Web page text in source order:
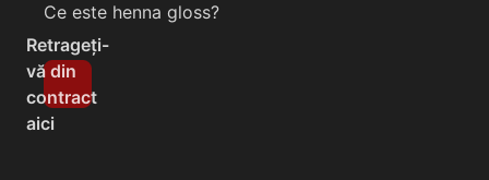
Ce este henna gloss?
Retrageți-
vă din
contract
aici